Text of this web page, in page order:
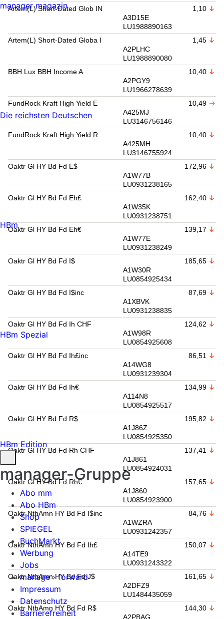
Artem(L) Short-Dated Glob IN
A3D15E
LU1988890163
1,10
Artem(L) Short-Dated Globa I
A2PLHC
LU1988890080
1,45
BBH Lux BBH Income A
A2PGY9
LU1966278639
10,40
FundRock Kraft High Yield E
A425MJ
LU3146756146
10,49
FundRock Kraft High Yield R
A425MH
LU3146755924
10,40
Oaktr Gl HY Bd Fd E$
A1W77B
LU0931238165
172,96
Oaktr Gl HY Bd Fd Eh£
A1W35K
LU0931238751
162,40
Oaktr Gl HY Bd Fd Eh€
A1W77E
LU0931238249
139,17
Oaktr Gl HY Bd Fd I$
A1W30R
LU0854925434
185,65
Oaktr Gl HY Bd Fd I$inc
A1XBVK
LU0931238835
87,69
Oaktr Gl HY Bd Fd Ih CHF
A1W98R
LU0854925608
124,62
Oaktr Gl HY Bd Fd Ih£inc
A14WG8
LU0931239304
86,51
Oaktr Gl HY Bd Fd Ih€
A114N8
LU0854925517
134,99
Oaktr Gl HY Bd Fd R$
A1J86Z
LU0854925350
195,82
Oaktr Gl HY Bd Fd Rh CHF
A1J861
LU0854924031
137,41
Oaktr Gl HY Bd Fd Rh€
A1J860
LU0854923900
157,65
Oaktr NthAmn HY Bd Fd I$inc
A1WZRA
LU0931242357
84,76
Oaktr NthAmn HY Bd Fd Ih£
A14TE9
LU0931243322
150,07
Oaktr NthAmn HY Bd Fd J$
A2DFZ9
LU1484435059
161,65
Oaktr NthAmn HY Bd Fd R$
A2PBAG
144,30
manager magazin
Die reichsten Deutschen
HBm
HBm Spezial
HBm Edition
manager-Gruppe
Abo mm
Abo HBm
Shop
SPIEGEL
BuchMarkt
Werbung
Jobs
manage › forward
Impressum
Datenschutz
Barrierefreiheit